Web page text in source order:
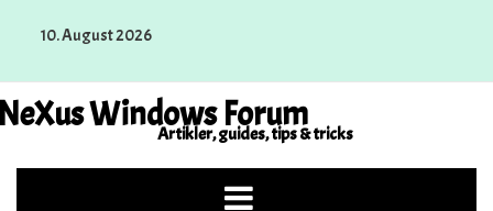
10. August 2026
Windows Forum
Artikler, guides, tips & tricks